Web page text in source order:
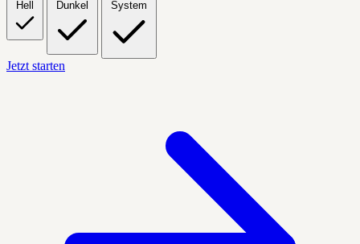
Hell Dunkel System
Jetzt starten